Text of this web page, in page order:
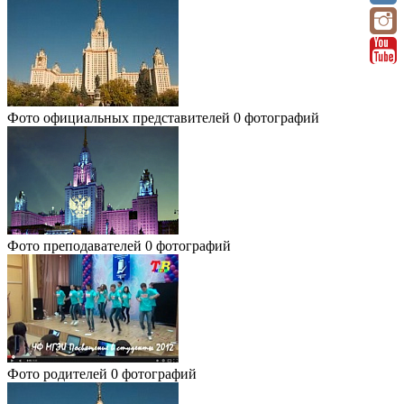
Фото официальных представителей 0 фотографий
Фото преподавателей 0 фотографий
Фото родителей 0 фотографий